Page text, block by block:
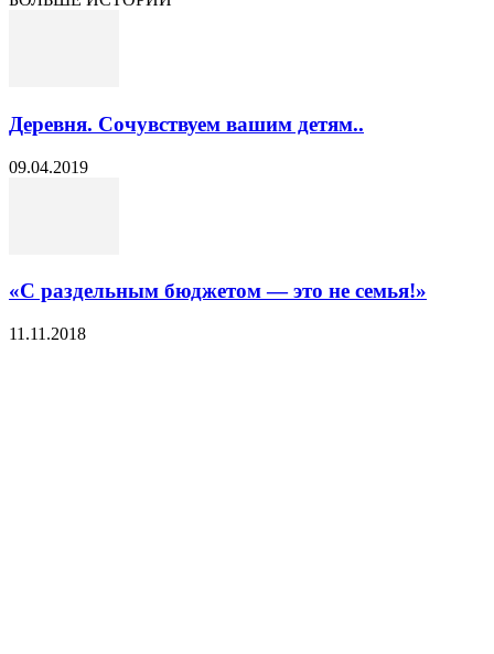
Деревня. Сочувствуем вашим детям..
09.04.2019
«С раздельным бюджетом — это не семья!»
11.11.2018